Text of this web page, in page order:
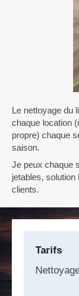
Le nettoyage du
chaque location
propre) chaque
saison.
Je peux chaque
jetables, solution
clients.
Tarifs